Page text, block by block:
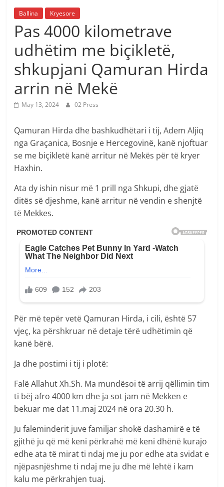
Ballina Kryesore
Pas 4000 kilometrave
udhëtim me biçikletë,
shkupjani Qamuran Hirda
arrin në Mekë
May 13, 2024 02 Press
Qamuran Hirda dhe bashkudhëtari i tij, Adem Aljiq
nga Graçanica, Bosnje e Hercegovinë, kanë njoftuar
se me biçikletë kanë arritur në Mekës për të kryer
Haxhin.
Ata dy ishin nisur më 1 prill nga Shkupi, dhe gjatë
ditës së djeshme, kanë arritur në vendin e shenjtë
të Mekkes.
Për më tepër vetë Qamuran Hirda, i cili, është 57
vjeç, ka përshkruar në detaje tërë udhëtimin që
kanë bërë.
Ja dhe postimi i tij i plotë:
Falë Allahut Xh.Sh. Ma mundësoi të arrij qëllimin tim
ti bëj afro 4000 km dhe ja sot jam në Mekken e
bekuar me dat 11.maj 2024 në ora 20.30 h.
Ju faleminderit juve familjar shokë dashamirë e të
gjithë ju që më keni përkrahë më keni dhënë kurajo
edhe ata të mirat ti ndaj me ju por edhe ata svidat e
njëpasnjëshme ti ndaj me ju dhe më lehtë i kam
kalu me përkrahjen tuaj.